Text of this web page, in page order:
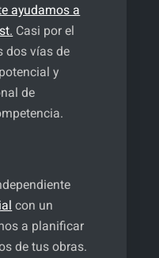
ayudamos a
Casi por el
dos vías de
y
de
con un
a planificar
de tus obras.